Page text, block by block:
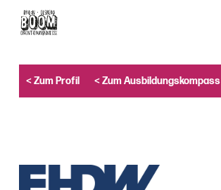
content
< Zum Profil < Zum Ausbildungskompass